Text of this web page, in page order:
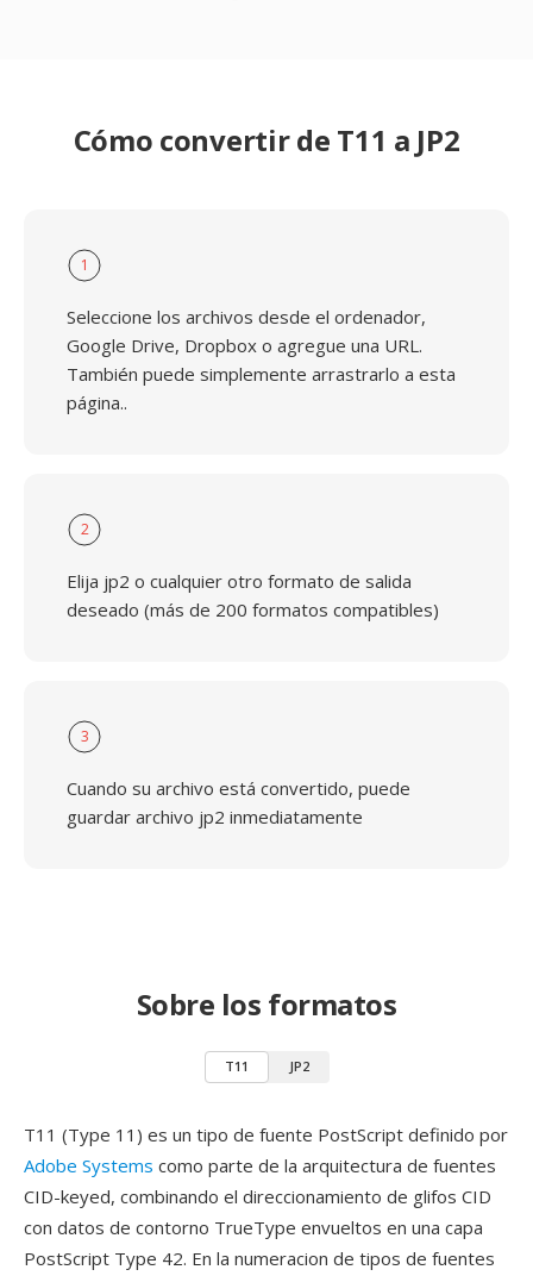
Cómo convertir de T11 a JP2
1
Seleccione los archivos desde el ordenador,
Google Drive, Dropbox o agregue una URL.
También puede simplemente arrastrarlo a esta
página..
2
Elija jp2 o cualquier otro formato de salida
deseado (más de 200 formatos compatibles)
3
Cuando su archivo está convertido, puede
guardar archivo jp2 inmediatamente
Sobre los formatos
T11 JP2
T11 (Type 11) es un tipo de fuente PostScript definido por
Adobe Systems como parte de la arquitectura de fuentes
CID-keyed, combinando el direccionamiento de glifos CID
con datos de contorno TrueType envueltos en una capa
PostScript Type 42. En la numeracion de tipos de fuentes